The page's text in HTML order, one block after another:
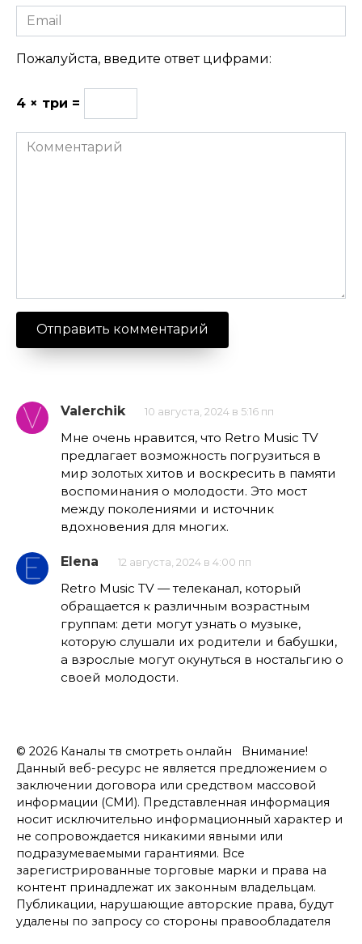
Email
Пожалуйста, введите ответ цифрами:
4 × три =
Комментарий
Valerchik 10 августа, 2024 в 5:16 пп
Мне очень нравится, что Retro Music TV
предлагает возможность погрузиться в
мир золотых хитов и воскресить в памяти
воспоминания о молодости. Это мост
между поколениями и источник
вдохновения для многих.
Elena 12 августа, 2024 в 4:00 пп
Retro Music TV — телеканал, который
обращается к различным возрастным
группам: дети могут узнать о музыке,
которую слушали их родители и бабушки,
а взрослые могут окунуться в ностальгию о
своей молодости.
© 2026 Каналы тв смотреть онлайн Внимание!
Данный веб-ресурс не является предложением о
заключении договора или средством массовой
информации (СМИ). Представленная информация
носит исключительно информационный характер и
не сопровождается никакими явными или
подразумеваемыми гарантиями. Все
зарегистрированные торговые марки и права на
контент принадлежат их законным владельцам.
Публикации, нарушающие авторские права, будут
удалены по запросу со стороны правообладателя